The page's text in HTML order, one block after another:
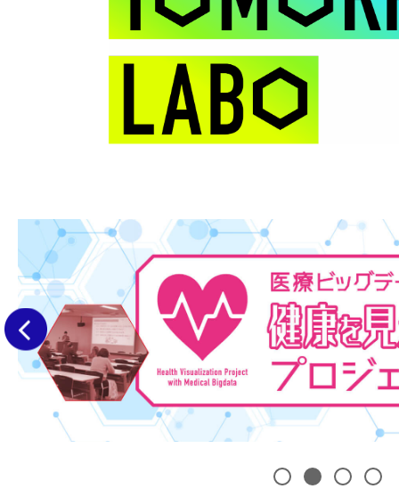
LABO
界
の
前へ
1 2 3 4